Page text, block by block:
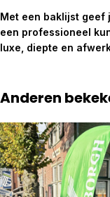
Met een baklijst geef
een professioneel
luxe, diepte en
Anderen